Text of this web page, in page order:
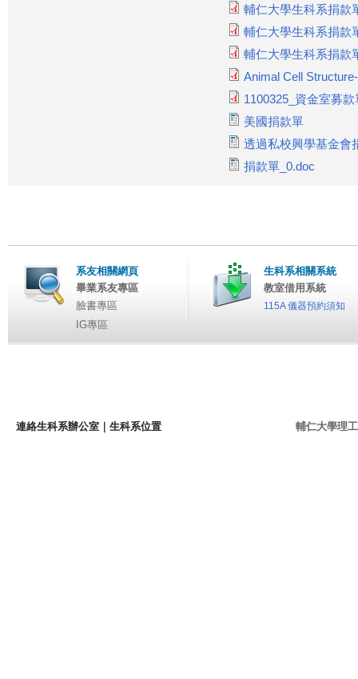
輔仁大學生科系捐款
輔仁大學生科系捐款
輔仁大學生科系捐款
Animal Cell
1100325_資金室募
美國捐款單
透過私校興學基金會
捐款單_0.doc
系友相關網頁
畢業系友專區
臉書專區
IG專區
生科系相關系統
教室借用系統
115A 儀器預約須知
連絡生科系辦公室 生科系位置 輔仁大學理